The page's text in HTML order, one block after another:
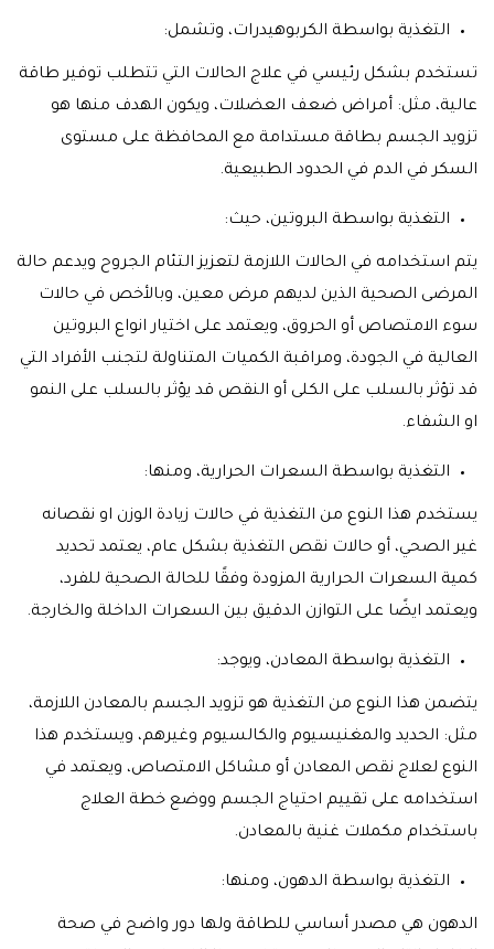
التغذية بواسطة الكربوهيدرات، وتشمل:
تستخدم بشكل رئيسي في علاج الحالات التي تتطلب توفير طاقة
عالية، مثل: أمراض ضعف العضلات، ويكون الهدف منها هو
تزويد الجسم بطاقة مستدامة مع المحافظة على مستوى
السكر في الدم في الحدود الطبيعية.
التغذية بواسطة البروتين، حيث:
يتم استخدامه في الحالات اللازمة لتعزيز التئام الجروح ويدعم حالة
المرضى الصحية الذين لديهم مرض معين، وبالأخص في حالات
سوء الامتصاص أو الحروق، ويعتمد على اختيار انواع البروتين
العالية في الجودة، ومراقبة الكميات المتناولة لتجنب الأفراد التي
قد تؤثر بالسلب على الكلى أو النقص قد يؤثر بالسلب على النمو
او الشفاء.
التغذية بواسطة السعرات الحرارية، ومنها:
يستخدم هذا النوع من التغذية في حالات زيادة الوزن او نقصانه
غير الصحي، أو حالات نقص التغذية بشكل عام، يعتمد تحديد
كمية السعرات الحرارية المزودة وفقًا للحالة الصحية للفرد،
ويعتمد ايضًا على التوازن الدقيق بين السعرات الداخلة والخارجة.
التغذية بواسطة المعادن، ويوجد:
يتضمن هذا النوع من التغذية هو تزويد الجسم بالمعادن اللازمة،
مثل: الحديد والمغنيسيوم والكالسيوم وغيرهم، ويستخدم هذا
النوع لعلاج نقص المعادن أو مشاكل الامتصاص، ويعتمد في
استخدامه على تقييم احتياج الجسم ووضع خطة العلاج
باستخدام مكملات غنية بالمعادن.
التغذية بواسطة الدهون، ومنها:
الدهون هي مصدر أساسي للطاقة ولها دور واضح في صحة